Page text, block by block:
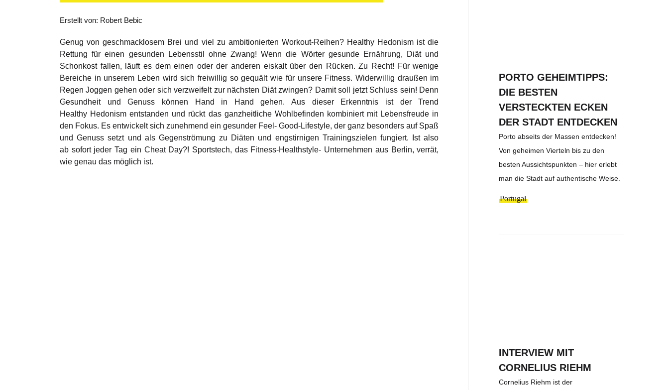
Erstellt von: Robert Bebic
Genug von geschmacklosem Brei und viel zu ambitionierten Workout-Reihen? Healthy Hedonism ist die
Rettung für einen gesunden Lebensstil ohne Zwang! Wenn die Wörter gesunde Ernährung, Diät und
Schonkost fallen, läuft es dem einen oder der anderen eiskalt über den Rücken. Zu Recht! Für wenige
Bereiche in unserem Leben wird sich freiwillig so gequält wie für unsere Fitness. Widerwillig draußen im
Regen Joggen gehen oder sich verzweifelt zur nächsten Diät zwingen? Damit soll jetzt Schluss sein! Denn
Gesundheit und Genuss können Hand in Hand gehen. Aus dieser Erkenntnis ist der Trend
Healthy Hedonism entstanden und rückt das ganzheitliche Wohlbefinden kombiniert mit Lebensfreude in
den Fokus. Es entwickelt sich zunehmend ein gesunder Feel- Good-Lifestyle, der ganz besonders auf Spaß
und Genuss setzt und als Gegenströmung zu Diäten und engstirnigen Trainingszielen fungiert. Ist also
ab sofort jeder Tag ein Cheat Day?! Sportstech, das Fitness-Healthstyle- Unternehmen aus Berlin, verrät,
wie genau das möglich ist.
PORTO GEHEIMTIPPS:
DIE BESTEN
VERSTECKTEN ECKEN
DER STADT ENTDECKEN
Porto abseits der Massen entdecken!
Von geheimen Vierteln bis zu den
besten Aussichtspunkten – hier erlebt
man die Stadt auf authentische Weise.
Portugal
INTERVIEW MIT
CORNELIUS RIEHM
Cornelius Riehm ist der